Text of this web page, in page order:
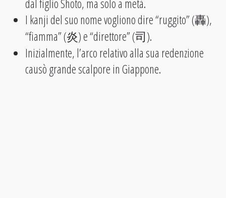
dal figlio Shoto, ma solo a metà.
I kanji del suo nome vogliono dire “ruggito” (轟),
“fiamma” (炎) e “direttore” (司).
Inizialmente, l’arco relativo alla sua redenzione
causò grande scalpore in Giappone.